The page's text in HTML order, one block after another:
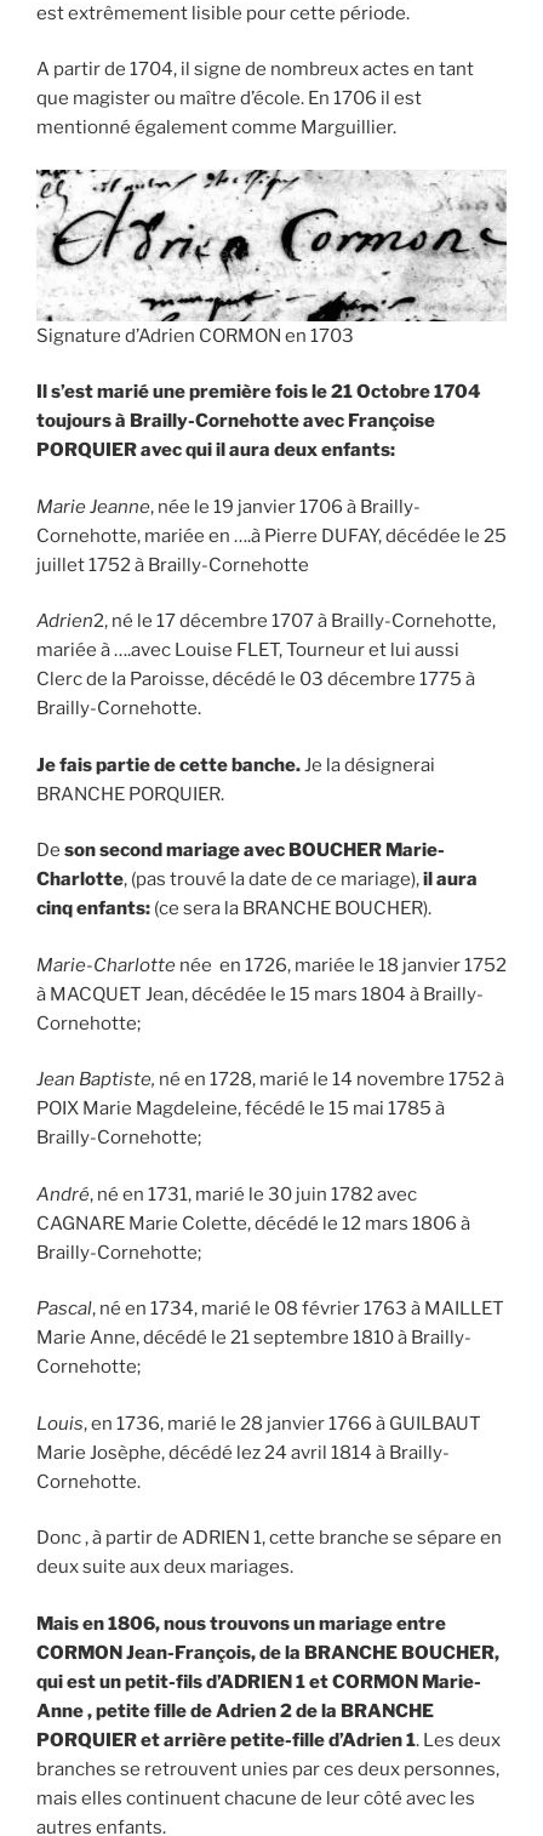
est extrêmement lisible pour cette période.
A partir de 1704, il signe de nombreux actes en tant
que magister ou maître d’école. En 1706 il est
mentionné également comme Marguillier.
Signature d’Adrien CORMON en 1703
Il s’est marié une première fois le 21 Octobre 1704
toujours à Brailly-Cornehotte avec Françoise
PORQUIER avec qui il aura deux enfants:
Marie Jeanne, née le 19 janvier 1706 à Brailly-
Cornehotte, mariée en ….à Pierre DUFAY, décédée le 25
juillet 1752 à Brailly-Cornehotte
Adrien2, né le 17 décembre 1707 à Brailly-Cornehotte,
mariée à ….avec Louise FLET, Tourneur et lui aussi
Clerc de la Paroisse, décédé le 03 décembre 1775 à
Brailly-Cornehotte.
Je fais partie de cette banche.Je la désignerai
BRANCHE PORQUIER.
De son second mariage avec BOUCHER Marie-
Charlotte, (pas trouvé la date de ce mariage),il aura
cinq enfants: (ce sera la BRANCHE BOUCHER).
Marie-Charlotte née en 1726, mariée le 18 janvier 1752
à MACQUET Jean, décédée le 15 mars 1804 à Brailly-
Cornehotte;
Jean Baptiste, né en 1728, marié le 14 novembre 1752 à
POIX Marie Magdeleine, fécédé le 15 mai 1785 à
Brailly-Cornehotte;
André, né en 1731, marié le 30 juin 1782 avec
CAGNARE Marie Colette, décédé le 12 mars 1806 à
Brailly-Cornehotte;
Pascal, né en 1734, marié le 08 février 1763 à MAILLET
Marie Anne, décédé le 21 septembre 1810 à Brailly-
Cornehotte;
Louis, en 1736, marié le 28 janvier 1766 à GUILBAUT
Marie Josèphe, décédé lez 24 avril 1814 à Brailly-
Cornehotte.
Donc , à partir de ADRIEN 1, cette branche se sépare en
deux suite aux deux mariages.
Mais en 1806, nous trouvons un mariage entre
CORMON Jean-François, de la BRANCHE BOUCHER,
qui est un petit-fils d’ADRIEN 1 et CORMON Marie-
Anne , petite fille de Adrien 2 de la BRANCHE
PORQUIER et arrière petite-fille d’Adrien 1. Les deux
branches se retrouvent unies par ces deux personnes,
mais elles continuent chacune de leur côté avec les
autres enfants.